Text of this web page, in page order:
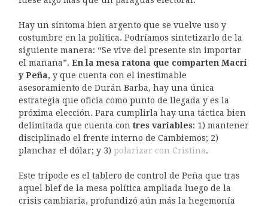
Hay un síntoma bien argento que se vuelve uso y
costumbre en la política. Podríamos sintetizarlo de la
siguiente manera: “Se vive del presente sin importar
el mañana”. En la mesa ratona que comparten Macri
y Peña, y que cuenta con el inestimable
asesoramiento de Durán Barba, hay una única
estrategia que oficia como punto de llegada y es la
próxima elección. Para cumplirla hay una táctica bien
delimitada que cuenta con tres variables: 1) mantener
disciplinado el frente interno de Cambiemos; 2)
planchar el dólar; y 3) polarizar con Cristina.
Este trípode es el tablero de control de Peña que tras
aquel blef de la mesa política ampliada luego de la
crisis cambiaria, profundizó aún más la hegemonía